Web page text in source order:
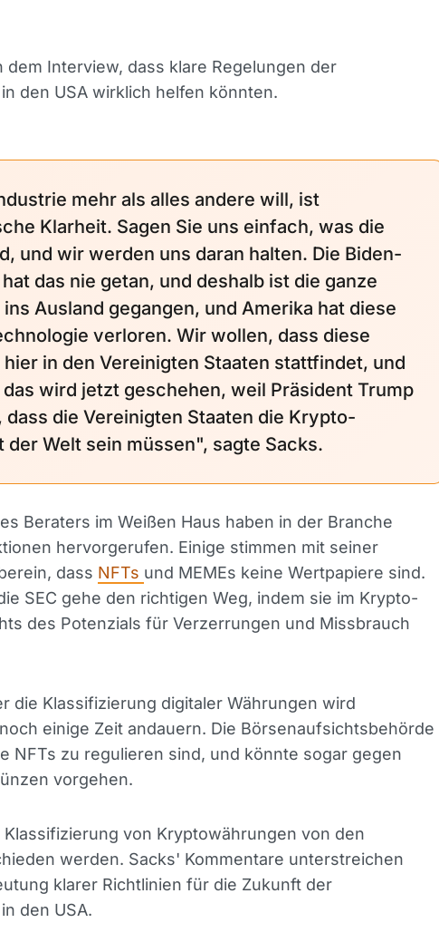
dem Interview, dass klare Regelungen der
den USA wirklich helfen könnten.
mehr als alles andere will, ist
Klarheit. Sagen Sie uns einfach, was die
und wir werden uns daran halten. Die Biden-
das nie getan, und deshalb ist die ganze
Ausland gegangen, und Amerika hat diese
verloren. Wir wollen, dass diese
in den Vereinigten Staaten stattfindet, und
wird jetzt geschehen, weil Präsident Trump
dass die Vereinigten Staaten die Krypto-
der Welt sein müssen", sagte Sacks.
Beraters im Weißen Haus haben in der Branche
hervorgerufen. Einige stimmen mit seiner
dass NFTs und MEMEs keine Wertpapiere sind.
SEC gehe den richtigen Weg, indem sie im Krypto-
des Potenzials für Verzerrungen und Missbrauch
die Klassifizierung digitaler Währungen wird
einige Zeit andauern. Die Börsenaufsichtsbehörde
NFTs zu regulieren sind, und könnte sogar gegen
vorgehen.
Klassifizierung von Kryptowährungen von den
werden. Sacks' Kommentare unterstreichen
klarer Richtlinien für die Zukunft der
den USA.